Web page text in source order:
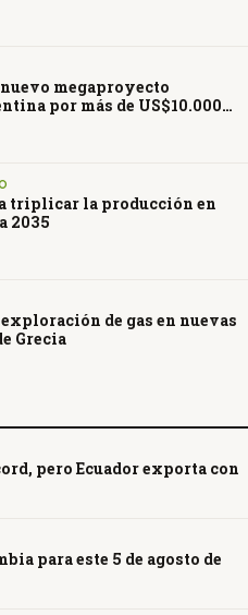
megaproyecto
por más de US$10.000
triplicar la producción en
2035
de gas en nuevas
Grecia
pero Ecuador exporta con
para este 5 de agosto de